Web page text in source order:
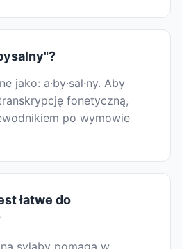
jako: a·by·sal·ny. Aby
fonetyczną,
po wymowie
łatwe do